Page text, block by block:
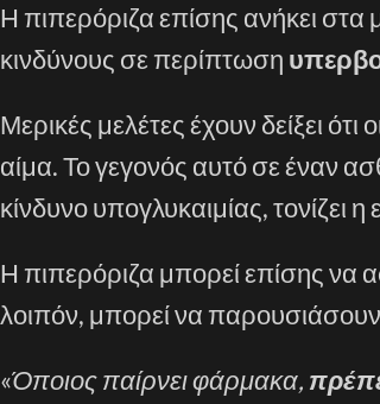
Η πιπερόριζα επίσης ανήκει
κινδύνους σε περίπτωση
Μερικές μελέτες έχουν δείξει
αίμα. Το γεγονός αυτό σε έναν
κίνδυνο υπογλυκαιμίας, τονίζει η
Η πιπερόριζα μπορεί επίσης να
λοιπόν, μπορεί να
«Όποιος παίρνει φάρμακα,